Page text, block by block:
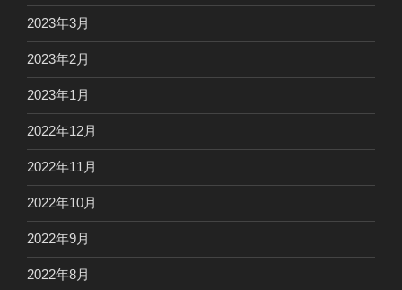
2023年3月
2023年2月
2023年1月
2022年12月
2022年11月
2022年10月
2022年9月
2022年8月